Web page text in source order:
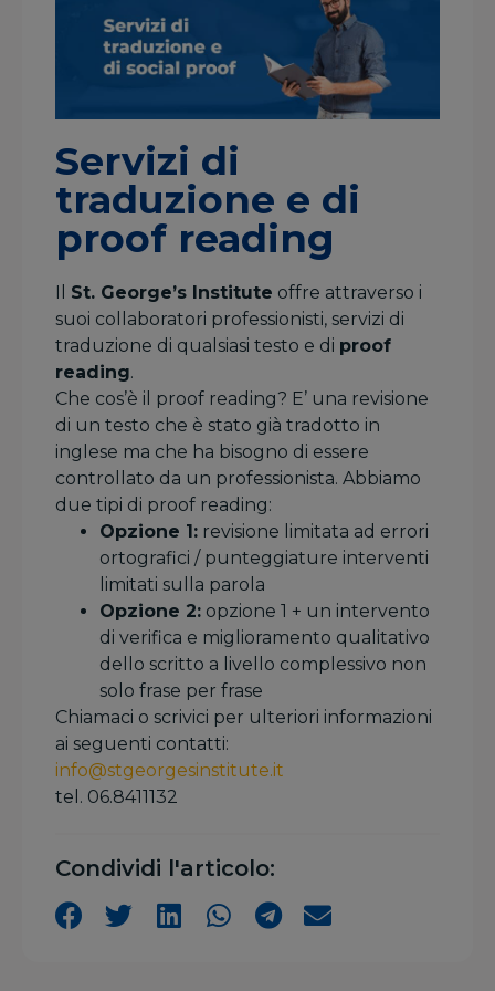
Servizi di
traduzione e di
proof reading
Il St. George’s Institute offre attraverso i
suoi collaboratori professionisti, servizi di
traduzione di qualsiasi testo e di proof
reading.
Che cos’è il proof reading? E’ una revisione
di un testo che è stato già tradotto in
inglese ma che ha bisogno di essere
controllato da un professionista. Abbiamo
due tipi di proof reading:
Opzione 1: revisione limitata ad errori
ortografici / punteggiature interventi
limitati sulla parola
Opzione 2: opzione 1 + un intervento
di verifica e miglioramento qualitativo
dello scritto a livello complessivo non
solo frase per frase
Chiamaci o scrivici per ulteriori informazioni
ai seguenti contatti:
info@stgeorgesinstitute.it
tel. 06.8411132
Condividi l'articolo: